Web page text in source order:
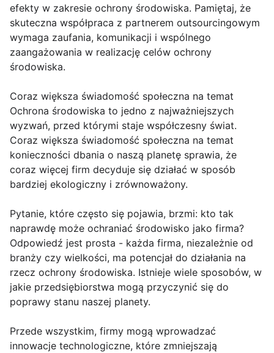
efekty w zakresie ochrony środowiska. Pamiętaj, że
skuteczna współpraca z partnerem outsourcingowym
wymaga zaufania, komunikacji i wspólnego
zaangażowania w realizację celów ochrony
środowiska.
Coraz większa świadomość społeczna na temat
Ochrona środowiska to jedno z najważniejszych
wyzwań, przed którymi staje współczesny świat.
Coraz większa świadomość społeczna na temat
konieczności dbania o naszą planetę sprawia, że
coraz więcej firm decyduje się działać w sposób
bardziej ekologiczny i zrównoważony.
Pytanie, które często się pojawia, brzmi: kto tak
naprawdę może ochraniać środowisko jako firma?
Odpowiedź jest prosta - każda firma, niezależnie od
branży czy wielkości, ma potencjał do działania na
rzecz ochrony środowiska. Istnieje wiele sposobów, w
jakie przedsiębiorstwa mogą przyczynić się do
poprawy stanu naszej planety.
Przede wszystkim, firmy mogą wprowadzać
innowacje technologiczne, które zmniejszają